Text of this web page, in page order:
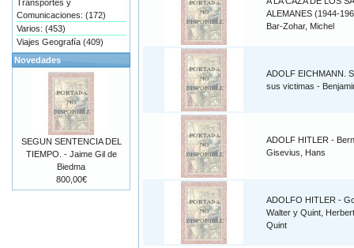
ALEMANES (1944-
Bar-Zohar, Michel
ADOLF EICHMANN.
sus victimas -
ADOLF HITLER -
Gisevius, Hans
ADOLFO HITLER -
Walter y Quint,
Quint
Transportes y
Comunicaciones: (172)
Varios: (453)
Viajes Geografía (409)
Novedades
SEGUN SENTENCIA DEL
TIEMPO. - Jaime Gil de
Biedma
800,00€